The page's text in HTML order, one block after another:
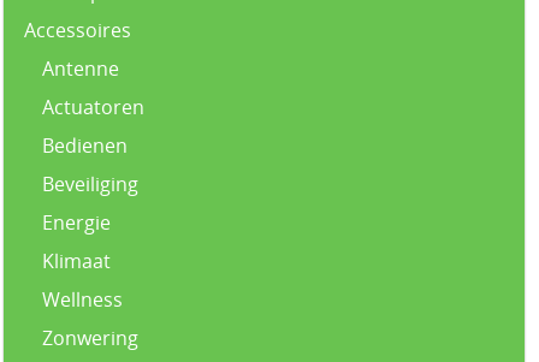
Accessoires
Antenne
Actuatoren
Bedienen
Beveiliging
Energie
Klimaat
Wellness
Zonwering